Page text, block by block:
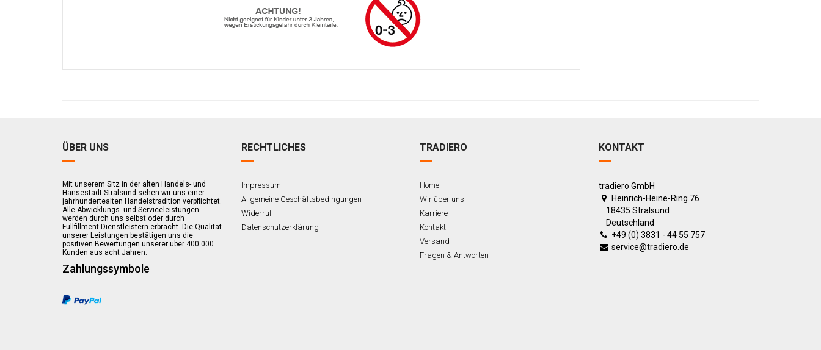
ÜBER UNS
Mit unserem Sitz in der alten Handels- und
Hansestadt Stralsund sehen wir uns einer
jahrhundertealten Handelstradition verpflichtet.
Alle Abwicklungs- und Serviceleistungen
werden durch uns selbst oder durch
Fullfillment-Dienstleistern erbracht. Die Qualität
unserer Leistungen bestätigen uns die
positiven Bewertungen unserer über 400.000
Kunden aus acht Jahren.
Zahlungssymbole
RECHTLICHES
Impressum
Allgemeine Geschäftsbedingungen
Widerruf
Datenschutzerklärung
TRADIERO
Home
Wir über uns
Karriere
Kontakt
Versand
Fragen & Antworten
KONTAKT
tradiero GmbH
Heinrich-Heine-Ring 76
18435 Stralsund
Deutschland
+49 (0) 3831 - 44 55 757
service@tradiero.de